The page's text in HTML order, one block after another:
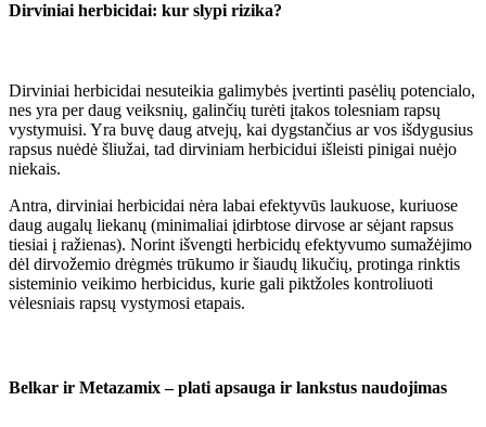
Dirviniai herbicidai: kur slypi rizika?
Dirviniai herbicidai nesuteikia galimybės įvertinti pasėlių potencialo,
nes yra per daug veiksnių, galinčių turėti įtakos tolesniam rapsų
vystymuisi. Yra buvę daug atvejų, kai dygstančius ar vos išdygusius
rapsus nuėdė šliužai, tad dirviniam herbicidui išleisti pinigai nuėjo
niekais.
Antra, dirviniai herbicidai nėra labai efektyvūs laukuose, kuriuose
daug augalų liekanų (minimaliai įdirbtose dirvose ar sėjant rapsus
tiesiai į ražienas). Norint išvengti herbicidų efektyvumo sumažėjimo
dėl dirvožemio drėgmės trūkumo ir šiaudų likučių, protinga rinktis
sisteminio veikimo herbicidus, kurie gali piktžoles kontroliuoti
vėlesniais rapsų vystymosi etapais.
Belkar ir Metazamix – plati apsauga ir lankstus naudojimas